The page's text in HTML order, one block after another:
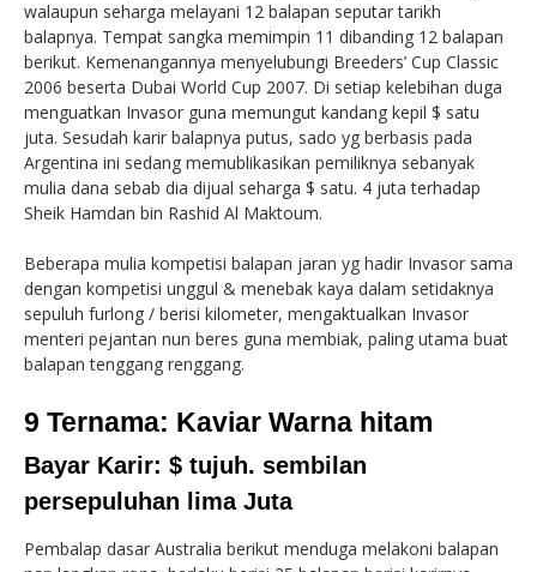
walaupun seharga melayani 12 balapan seputar tarikh
balapnya. Tempat sangka memimpin 11 dibanding 12 balapan
berikut. Kemenangannya menyelubungi Breeders’ Cup Classic
2006 beserta Dubai World Cup 2007. Di setiap kelebihan duga
menguatkan Invasor guna memungut kandang kepil $ satu
juta. Sesudah karir balapnya putus, sado yg berbasis pada
Argentina ini sedang memublikasikan pemiliknya sebanyak
mulia dana sebab dia dijual seharga $ satu. 4 juta terhadap
Sheik Hamdan bin Rashid Al Maktoum.
Beberapa mulia kompetisi balapan jaran yg hadir Invasor sama
dengan kompetisi unggul & menebak kaya dalam setidaknya
sepuluh furlong / berisi kilometer, mengaktualkan Invasor
menteri pejantan nun beres guna membiak, paling utama buat
balapan tenggang renggang.
9 Ternama: Kaviar Warna hitam
Bayar Karir: $ tujuh. sembilan
persepuluhan lima Juta
Pembalap dasar Australia berikut menduga melakoni balapan